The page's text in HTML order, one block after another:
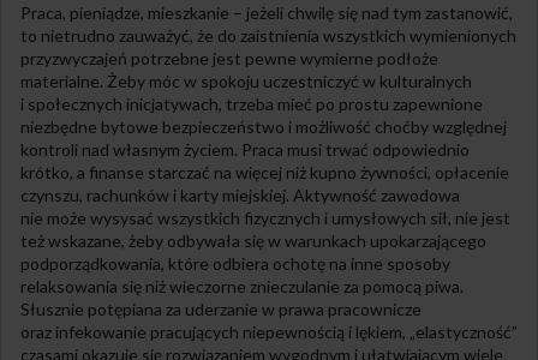
Praca, pieniądze, mieszkanie – jeżeli chwilę się nad tym zastanowić,
to nietrudno zauważyć, że do zaistnienia wszystkich wymienionych
przyzwyczajeń potrzebne jest pewne wymierne podłoże
materialne. Żeby móc w spokoju uczestniczyć w kulturalnych
i społecznych inicjatywach, trzeba mieć po prostu zapewnione
niezbędne bytowe bezpieczeństwo i możliwość choćby względnej
kontroli nad własnym życiem. Praca musi trwać odpowiednio
krótko, a finanse starczać na więcej niż kupno żywności, opłacenie
czynszu, rachunków i karty miejskiej. Aktywność zawodowa
nie może wysysać wszystkich fizycznych i umysłowych sił, nie jest
też wskazane, żeby odbywała się w warunkach upokarzającego
podporządkowania, które odbiera ochotę na inne sposoby
relaksowania się niż wieczorne znieczulanie za pomocą piwa.
Słusznie potępiana za uderzanie w prawa pracownicze
oraz infekowanie pracujących niepewnością i lękiem, „elastyczność”
czasami okazuje się rozwiązaniem wygodnym i ułatwiającym wiele